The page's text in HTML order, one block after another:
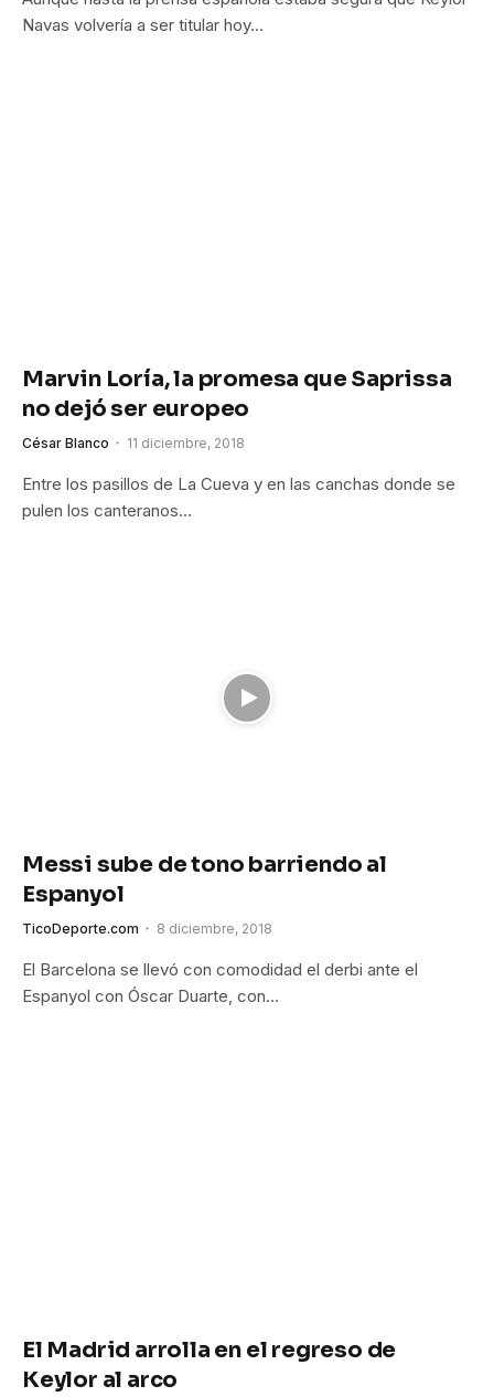
Navas volvería a ser titular hoy…
Marvin Loría, la promesa que Saprissa
no dejó ser europeo
César Blanco 11 diciembre, 2018
Entre los pasillos de La Cueva y en las canchas donde se
pulen los canteranos…
Messi sube de tono barriendo al
Espanyol
TicoDeporte.com 8 diciembre, 2018
El Barcelona se llevó con comodidad el derbi ante el
Espanyol con Óscar Duarte, con…
El Madrid arrolla en el regreso de
Keylor al arco